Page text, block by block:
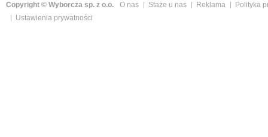
Copyright © Wyborcza sp. z o.o. O nas Staże u nas Reklama
Polityka
Ustawienia prywatności